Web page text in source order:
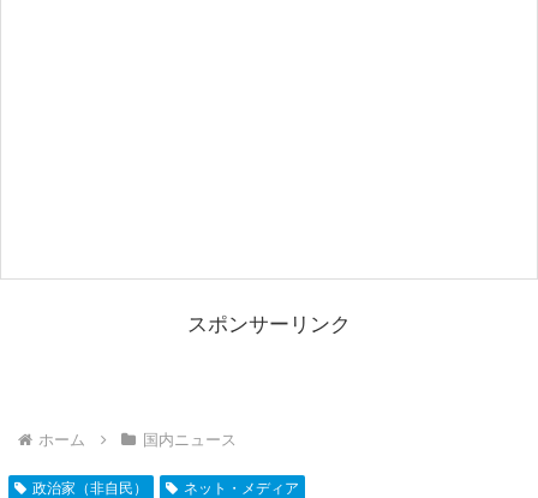
スポンサーリンク
ホーム 国内ニュース
政治家（非自民） ネット・メディア